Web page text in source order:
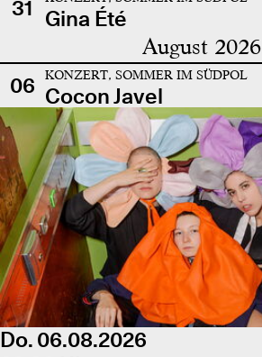
31 Gina Été
August 2026
06 KONZERT, SOMMER IM SÜDPOL
Cocon Javel
Do. 06.08.2026